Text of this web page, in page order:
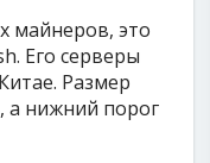
майнеров, это
Его серверы
Размер
а нижний порог